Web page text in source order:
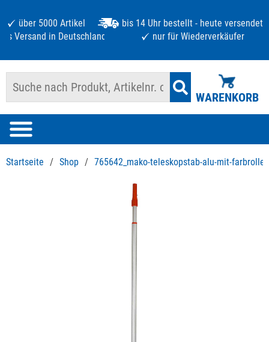
über 5000 Artikel
bis 14 Uhr bestellt - heute versendet
Versand in Deutschland ab 125 €
nur für Wiederverkäufer
WARENKORB
Startseite / Shop / 765642_mako-teleskopstab-alu-mit-